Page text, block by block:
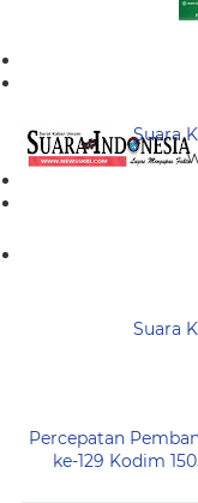
Suara
Suara
Percepatan
ke-129 Kodim